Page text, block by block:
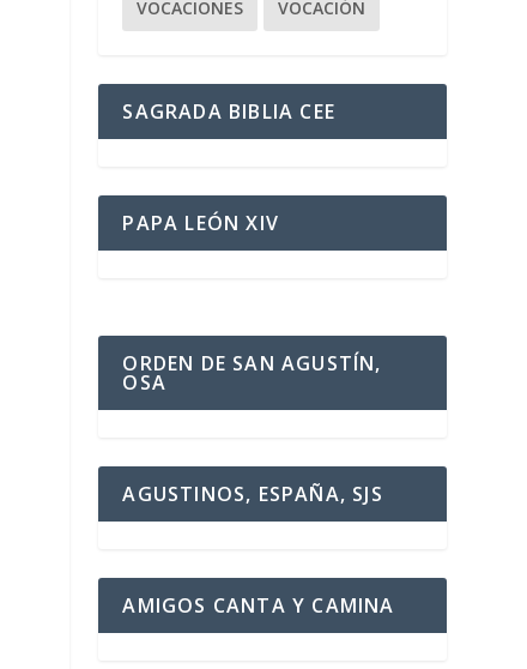
VOCACIONES VOCACIÓN
SAGRADA BIBLIA CEE
PAPA LEÓN XIV
ORDEN DE SAN AGUSTÍN,
OSA
AGUSTINOS, ESPAÑA, SJS
AMIGOS CANTA Y CAMINA